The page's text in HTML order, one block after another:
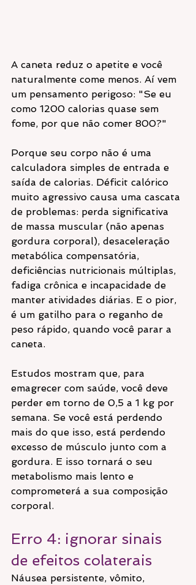
A caneta reduz o apetite e você
naturalmente come menos. Aí vem
um pensamento perigoso: "Se eu
como 1200 calorias quase sem
fome, por que não comer 800?"
Porque seu corpo não é uma
calculadora simples de entrada e
saída de calorias. Déficit calórico
muito agressivo causa uma cascata
de problemas: perda significativa
de massa muscular (não apenas
gordura corporal), desaceleração
metabólica compensatória,
deficiências nutricionais múltiplas,
fadiga crônica e incapacidade de
manter atividades diárias. E o pior,
é um gatilho para o reganho de
peso rápido, quando você parar a
caneta.
Estudos mostram que, para
emagrecer com saúde, você deve
perder em torno de 0,5 a 1 kg por
semana. Se você está perdendo
mais do que isso, está perdendo
excesso de músculo junto com a
gordura. E isso tornará o seu
metabolismo mais lento e
comprometerá a sua composição
corporal.
Erro 4: ignorar sinais
de efeitos colaterais
Náusea persistente, vômito,